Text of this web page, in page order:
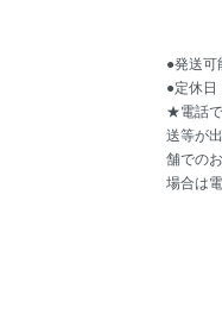
●発送
●定休日
★電話
送等が
舗での
場合は